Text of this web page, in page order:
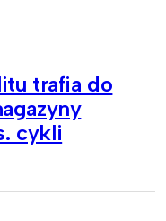
trafia do
cykli